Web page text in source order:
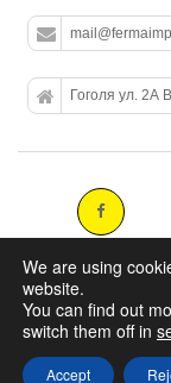
Гоголя ул. 2А
Copyright 2014
We are using
website.
You can find out
switch them off in
Accept